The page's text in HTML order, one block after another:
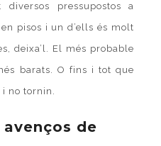
diversos pressupostos a
pisos i un d’ells és molt
deixa’l. El més probable
barats. O fins i tot que
no tornin.
de